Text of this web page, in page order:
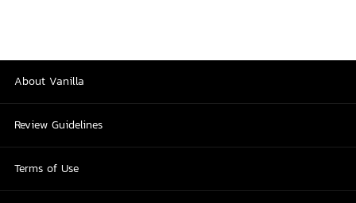
About Vanilla
Review Guidelines
Terms of Use